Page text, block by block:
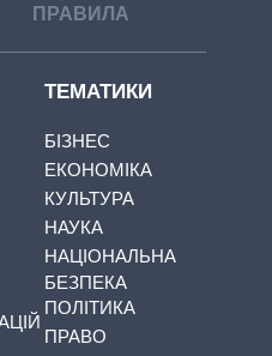
ПРАВИЛА
ТЕМАТИКИ
БІЗНЕС
ЕКОНОМІКА
КУЛЬТУРА
НАУКА
НАЦІОНАЛЬНА
БЕЗПЕКА
ПОЛІТИКА
ПРАВО